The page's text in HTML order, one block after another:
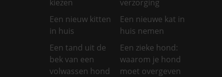
kiezen
verzorging
Een nieuw kitten
in huis
Een nieuwe kat in
huis nemen
Een tand uit de
bek van een
volwassen hond
Een zieke hond:
waarom je hond
moet overgeven